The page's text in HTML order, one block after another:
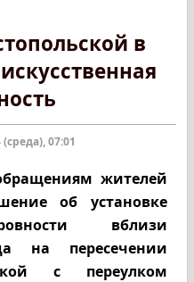
в
07:01
жителей
об установке
вблизи
на пересечении
с переулком